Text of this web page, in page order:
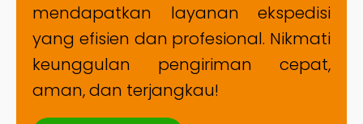
mendapatkan layanan ekspedisi
yang efisien dan profesional. Nikmati
keunggulan pengiriman cepat,
aman, dan terjangkau!